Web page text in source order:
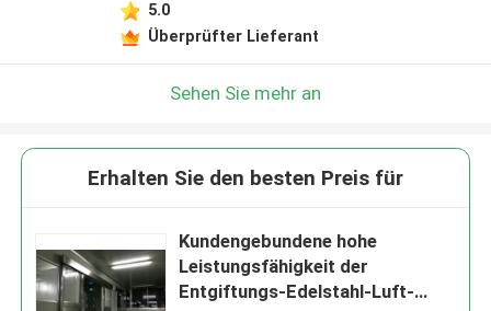
5.0
Überprüfter Lieferant
Sehen Sie mehr an
Erhalten Sie den besten Preis für
Kundengebundene hohe
Leistungsfähigkeit der
Entgiftungs-Edelstahl-Luft-